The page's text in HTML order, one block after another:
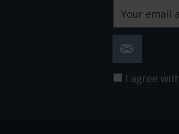
I agree